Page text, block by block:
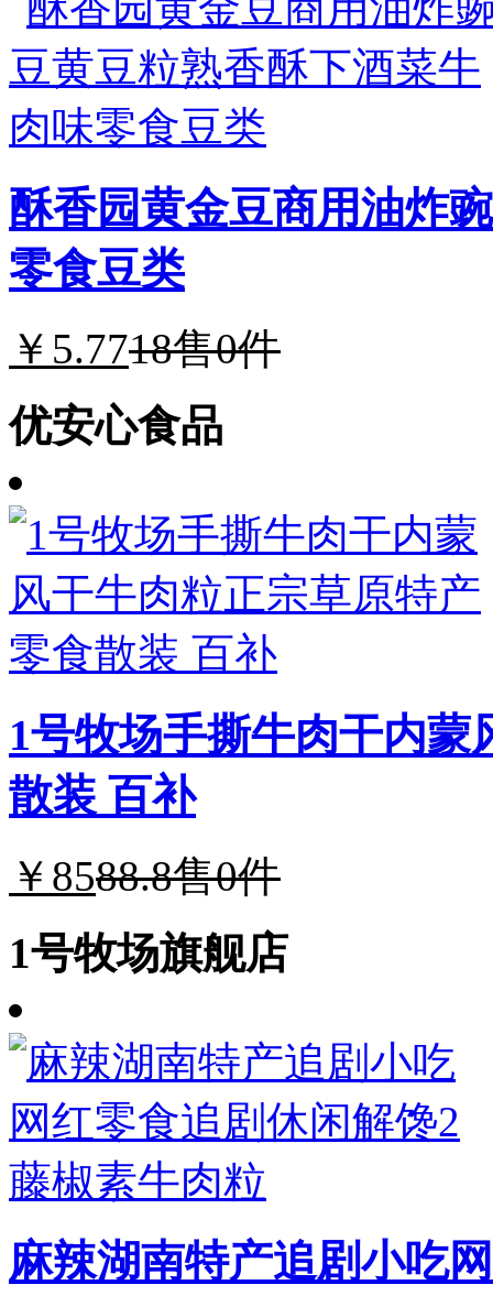
酥香园黄金豆商用油炸
零食豆类
￥5.7718售0件
优安心食品
1号牧场手撕牛肉干内
散装 百补
￥8588.8售0件
1号牧场旗舰店
麻辣湖南特产追剧小吃